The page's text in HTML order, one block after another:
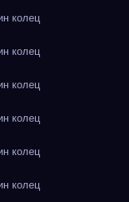
колец
колец
колец
колец
колец
колец